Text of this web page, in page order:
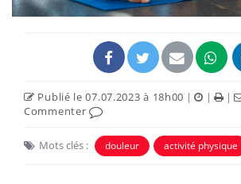
Publié le 07.07.2023 à 18h00 | | |
Commenter
Mots clés : douleur activité physique